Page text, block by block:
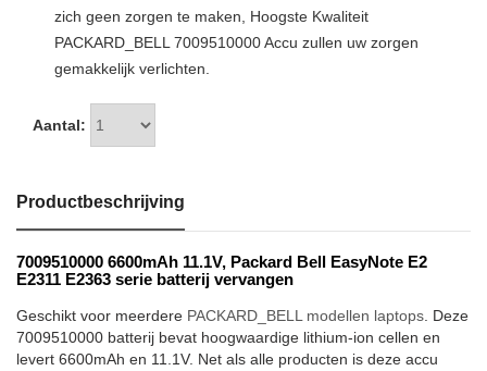
zich geen zorgen te maken, Hoogste Kwaliteit
PACKARD_BELL 7009510000 Accu zullen uw zorgen
gemakkelijk verlichten.
Aantal:
Productbeschrijving
7009510000 6600mAh 11.1V, Packard Bell EasyNote E2
E2311 E2363 serie batterij vervangen
Geschikt voor meerdere PACKARD_BELL modellen laptops . Deze
7009510000 batterij bevat hoogwaardige lithium-ion cellen en
levert 6600mAh en 11.1V. Net als alle producten is deze accu